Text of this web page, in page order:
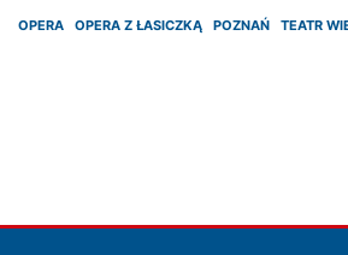
OPERA OPERA Z ŁASICZKĄ POZNAŃ TEATR